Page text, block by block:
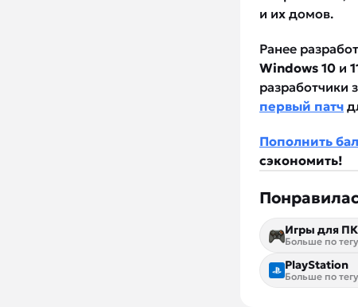
и их домов.
Ранее
Windows 10 и
разработчики
первый патч
Пополнить
сэкономить!
Игры для ПК
Больше по тегу
PlayStation
Больше по тегу